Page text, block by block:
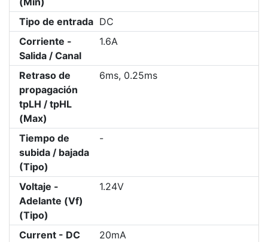
Tipo de entrada DC
Corriente -
Salida / Canal
1.6A
Retraso de
propagación
tpLH / tpHL
(Max)
6ms, 0.25ms
Tiempo de
subida / bajada
(Tipo)
-
Voltaje -
Adelante (Vf)
(Tipo)
1.24V
Current - DC
20mA